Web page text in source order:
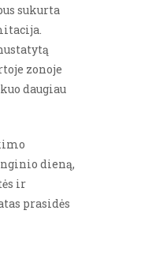
sukurta
zonoje
daugiau
dieną,
ir
prasidės